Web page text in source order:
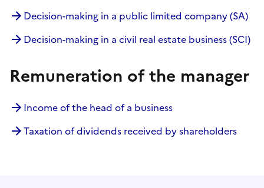
Decision-making in a public limited company (SA)
Decision-making in a civil real estate business (SCI)
Remuneration of the manager
Income of the head of a business
Taxation of dividends received by shareholders